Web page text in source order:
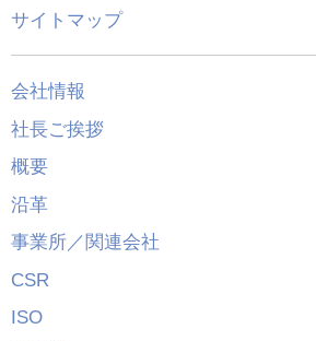
サイトマップ
会社情報
社長ご挨拶
概要
沿革
事業所／関連会社
CSR
ISO